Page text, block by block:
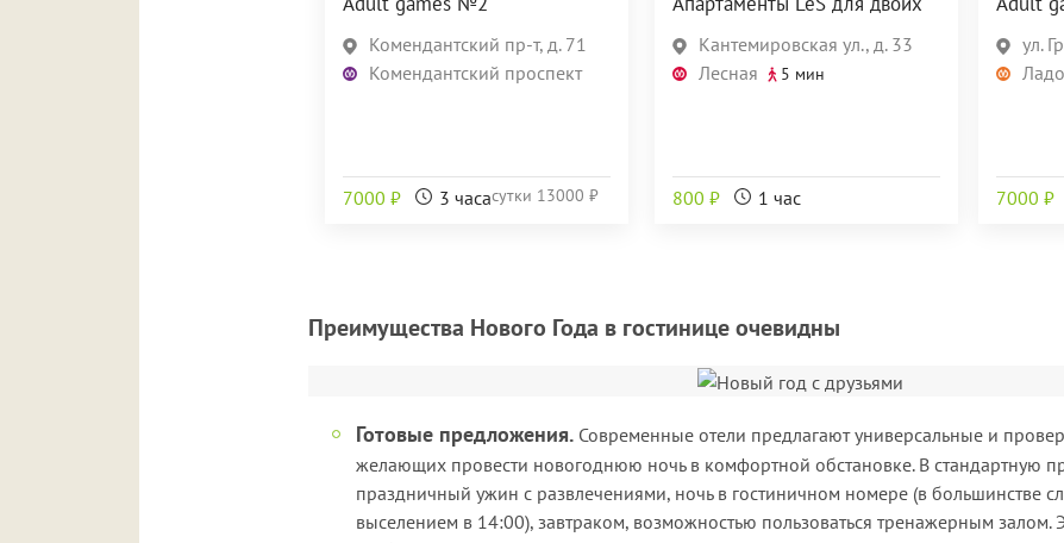
Комендантский пр-т, д. 71
Комендантский проспект
7000 ₽ 3 часасутки 13000 ₽
Кантемировская ул., д. 33
Лесная
5 мин
800 ₽ 1 час
ул.
7000 ₽
Преимущества Нового Года в гостинице очевидны
Готовые предложения. Современные отели предлагают универсальные и
желающих провести новогоднюю ночь в комфортной обстановке. В стандартную
праздничный ужин с развлечениями, ночь в гостиничном номере (в большинстве
выселением в 14:00), завтраком, возможностью пользоваться тренажерным залом.